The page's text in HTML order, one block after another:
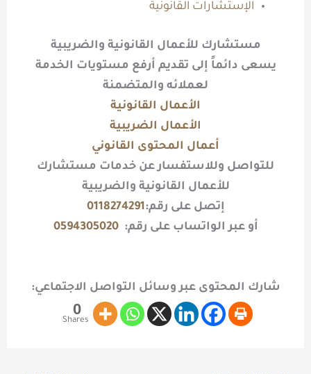
الإستشارات القانونية
مستشارك للأعمال القانونية والضريبية
يسعى دائماً إلى تقديم أرفع مستويات الخدمة
لعملائه والمتضمنة
الأعمال القانونية
الأعمال الضريبية
أعمال المحتوى القانوني
للتواصل وللاستفسار عن خدمات مستشارك
للأعمال القانونية والضريبية
إتصل على رقم:0118274291
أو عبر الواتساب على رقم: 0594305020
شارك المحتوى عبر وسائل التواصل الاجتماعي:
0
Shares